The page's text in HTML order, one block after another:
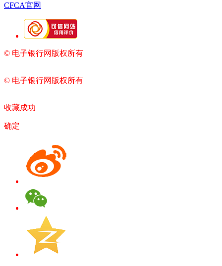
CFCA官网
© 电子银行网版权所有
© 电子银行网版权所有
收藏成功
确定